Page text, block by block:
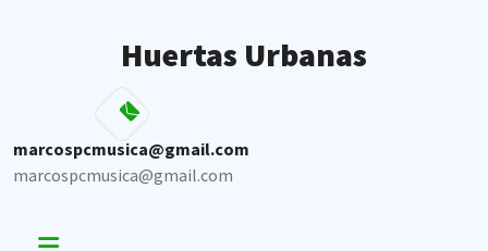
Huertas Urbanas
marcospcmusica@gmail.com
marcospcmusica@gmail.com